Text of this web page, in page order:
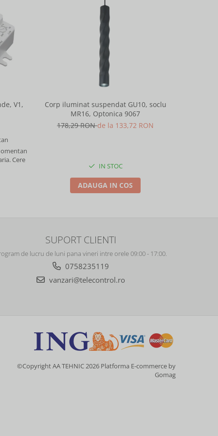
V1,
Cere
Corp iluminat suspendat GU10, soclu
MR16, Optonica 9067
178,29 RONde la 133,72 RON
IN STOC
ADAUGA IN COS
SUPORT CLIENTI
de lucru de luni pana vineri intre orele 09:00 - 17:00.
0758235119
vanzari@telecontrol.ro
©Copyright AA TEHNIC 2026 Platforma E-commerce by
Gomag